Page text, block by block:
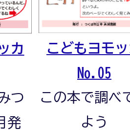
カ
つ
発
こどもヨモ
No.05
この本で調べ
よう